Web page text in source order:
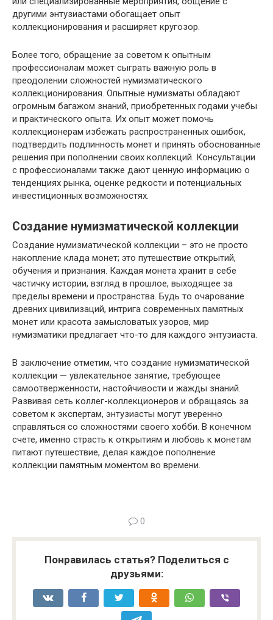
другими энтузиастами обогащает опыт
коллекционирования и расширяет кругозор.
Более того, обращение за советом к опытным
профессионалам может сыграть важную роль в
преодолении сложностей нумизматического
коллекционирования. Опытные нумизматы обладают
огромным багажом знаний, приобретенных годами учебы
и практического опыта. Их опыт может помочь
коллекционерам избежать распространенных ошибок,
подтвердить подлинность монет и принять обоснованные
решения при пополнении своих коллекций. Консультации
с профессионалами также дают ценную информацию о
тенденциях рынка, оценке редкости и потенциальных
инвестиционных возможностях.
Создание нумизматической коллекции
Создание нумизматической коллекции – это не просто
накопление клада монет; это путешествие открытий,
обучения и признания. Каждая монета хранит в себе
частичку истории, взгляд в прошлое, выходящее за
пределы времени и пространства. Будь то очарование
древних цивилизаций, интрига современных памятных
монет или красота замысловатых узоров, мир
нумизматики предлагает что-то для каждого энтузиаста.
В заключение отметим, что создание нумизматической
коллекции — увлекательное занятие, требующее
самоотверженности, настойчивости и жажды знаний.
Развивая сеть коллег-коллекционеров и обращаясь за
советом к экспертам, энтузиасты могут уверенно
справляться со сложностями своего хобби. В конечном
счете, именно страсть к открытиям и любовь к монетам
питают путешествие, делая каждое пополнение
коллекции памятным моментом во времени.
0
Понравилась статья? Поделиться с
друзьями: